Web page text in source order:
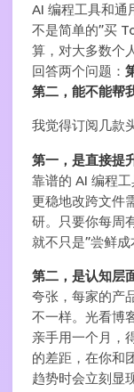
AI 编程工具和通
不是简单的”买
算，对大多数个
回答两个问题：
第二，能不能帮
我觉得订阅几款
第一，是直接提
靠谱的 AI 编程工
更稳地改跨文件
研。只要你每周
就不只是”尝鲜成
第二，是认知层
夸张，每家的产
不一样。光看博
亲手用一个月，
的差距，在你和
趋势时会立刻显